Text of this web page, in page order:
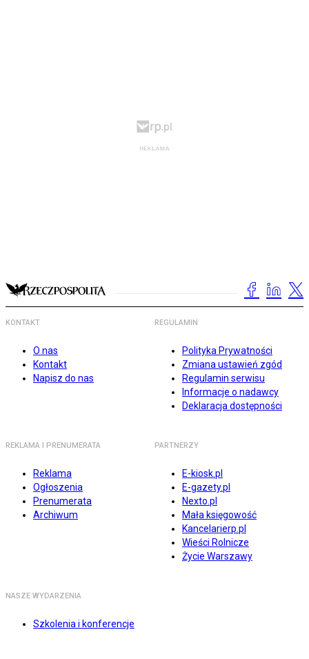
KONTAKT
O nas
Kontakt
Napisz do nas
REGULAMIN
Polityka Prywatności
Zmiana ustawień zgód
Regulamin serwisu
Informacje o nadawcy
Deklaracja dostępności
REKLAMA I PRENUMERATA
Reklama
Ogłoszenia
Prenumerata
Archiwum
PARTNERZY
E-kiosk.pl
E-gazety.pl
Nexto.pl
Mała księgowość
Kancelarierp.pl
Wieści Rolnicze
Życie Warszawy
NASZE WYDARZENIA
Szkolenia i konferencje